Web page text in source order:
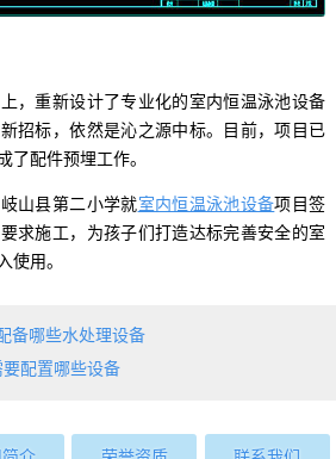
，重新设计了专业化的室内恒温泳池设备
招标，依然是沁之源中标。目前，项目已
了配件预埋工作。
山县第二小学就室内恒温泳池设备项目签
求施工，为孩子们打造达标完善安全的室
使用。
备哪些水处理设备
配置哪些设备